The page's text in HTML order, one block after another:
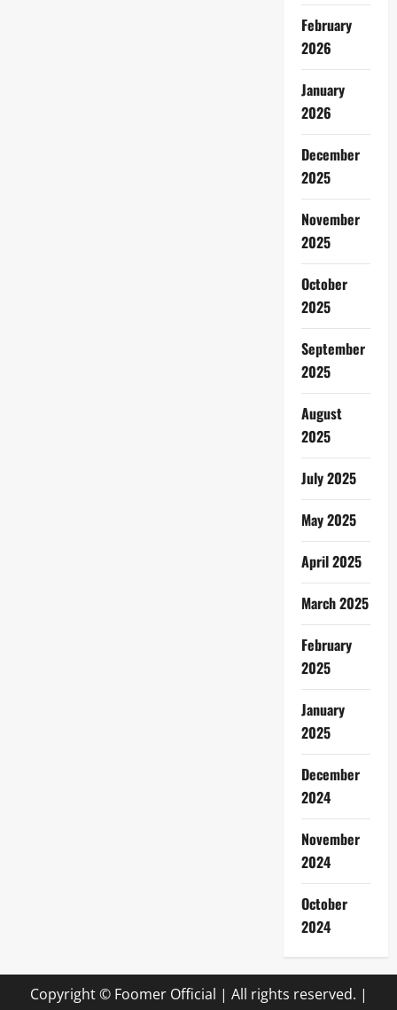
February
2026
January
2026
December
2025
November
2025
October
2025
September
2025
August
2025
July 2025
May 2025
April 2025
March 2025
February
2025
January
2025
December
2024
November
2024
October
2024
Copyright © Foomer Official | All rights reserved. |